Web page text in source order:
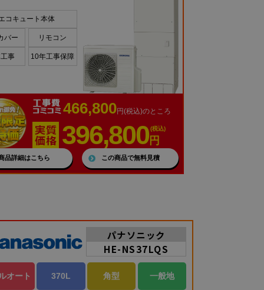
コキュート本体
バー リモコン
事 10年工事保障
466,800円(税込)のところ
396,800 (税込)
円
品詳細はこちら この商品で無料見積
パナソニック
HE-NS37LQS
オート 370L 角型 一般地